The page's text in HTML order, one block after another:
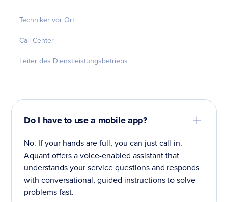
Techniker vor Ort
Call Center
Leiter des Dienstleistungsbetriebs
Do I have to use a mobile app?
No. If your hands are full, you can just call in.
Aquant offers a voice-enabled assistant that
understands your service questions and responds
with conversational, guided instructions to solve
problems fast.